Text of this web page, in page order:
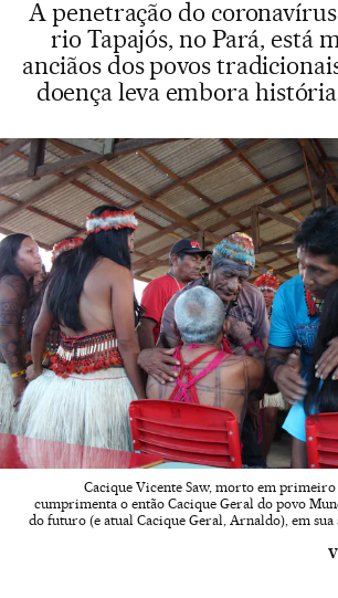
A penetração do
rio Tapajós, no Pará, está
anciãos dos povos
doença leva embora
Cacique Vicente Saw, morto em primeiro
cumprimenta o então Cacique Geral do povo
do futuro (e atual Cacique Geral, Arnaldo), em